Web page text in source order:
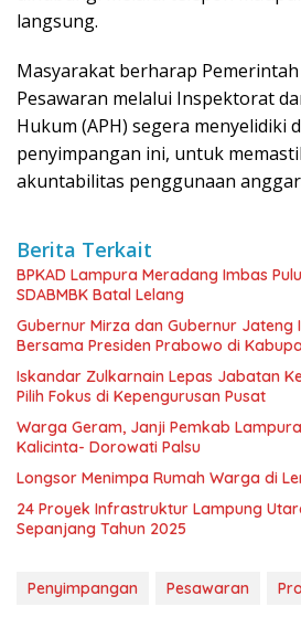
langsung.
Masyarakat berharap
Pesawaran melalui Inspektorat
Hukum (APH) segera menyelidiki
penyimpangan ini, untuk
akuntabilitas penggunaan
Berita Terkait
BPKAD Lampura Meradang Imbas
SDABMBK Batal Lelang
Gubernur Mirza dan Gubernur Jateng
Bersama Presiden Prabowo di
Iskandar Zulkarnain Lepas Jabatan
Pilih Fokus di Kepengurusan Pusat
Warga Geram, Janji Pemkab
Kalicinta- Dorowati Palsu
Longsor Menimpa Rumah Warga di
24 Proyek Infrastruktur Lampung
Sepanjang Tahun 2025
Penyimpangan Pesawaran